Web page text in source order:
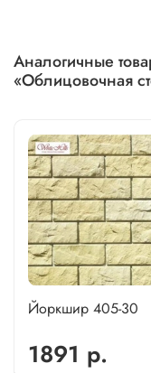
Аналогичные
«Облицовочная
Йоркшир 405-30
1891 р.